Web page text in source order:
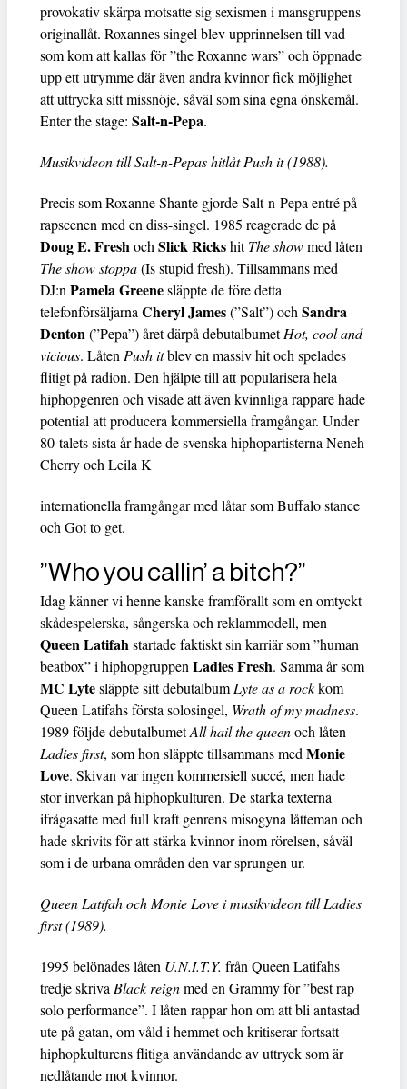
provokativ skärpa motsatte sig sexismen i mansgruppens
originallåt. Roxannes singel blev upprinnelsen till vad
som kom att kallas för ”the Roxanne wars” och öppnade
upp ett utrymme där även andra kvinnor fick möjlighet
att uttrycka sitt missnöje, såväl som sina egna önskemål.
Enter the stage: Salt-n-Pepa.
Musikvideon till Salt-n-Pepas hitlåt Push it (1988).
Precis som Roxanne Shante gjorde Salt-n-Pepa entré på
rapscenen med en diss-singel. 1985 reagerade de på
Doug E. Freshoch Slick RickshitThe showmed låten
The show stoppa(Is stupid fresh). Tillsammans med
DJ:n Pamela Greenesläppte de före detta
telefonförsäljarna Cheryl James(”Salt”) och Sandra
Denton(”Pepa”) året därpå debutalbumetHot, cool and
vicious. Låten Push itblev en massiv hit och spelades
flitigt på radion. Den hjälpte till att popularisera hela
hiphopgenren och visade att även kvinnliga rappare hade
potential att producera kommersiella framgångar. Under
80-­talets sista år hade de svenska hiphopartisterna Neneh
Cherry och Leila K
internationella framgångar med låtar som Buffalo stance
och Got to get.
”Who you callin’ a bitch?”
Idag känner vi henne kanske framförallt som en omtyckt
skådespelerska, sångerska och reklammodell, men
Queen Latifahstartade faktiskt sin karriär som ”human
beatbox” i hiphopgruppen Ladies Fresh. Samma år som
MC Lytesläppte sitt debutalbum Lyte as a rockkom
Queen Latifahs första solosingel, Wrath of my madness.
1989 följde debutalbumetAll hail the queenoch låten
Ladies first, som hon släppte tillsammans med Monie
Love. Skivan var ingen kommersiell succé, men hade
stor inverkan på hiphopkulturen. De starka texterna
ifrågasatte med full kraft genrens misogyna låtteman och
hade skrivits för att stärka kvinnor inom rörelsen, såväl
som i de urbana områden den var sprungen ur.
Queen Latifah och Monie Love i musikvideon till Ladies
first (1989).
1995 belönades låten U.N.I.T.Y. från Queen Latifahs
tredje skriva Black reignmed en Grammy för ”best rap
solo performance”. I låten rappar hon om att bli antastad
ute på gatan, om våld i hemmet och kritiserar fortsatt
hiphopkulturens flitiga användande av uttryck som är
nedlåtande mot kvinnor.